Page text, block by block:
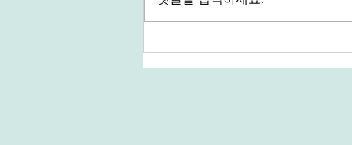
Share Message 179-190